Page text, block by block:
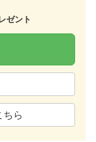
ゼント
ちら